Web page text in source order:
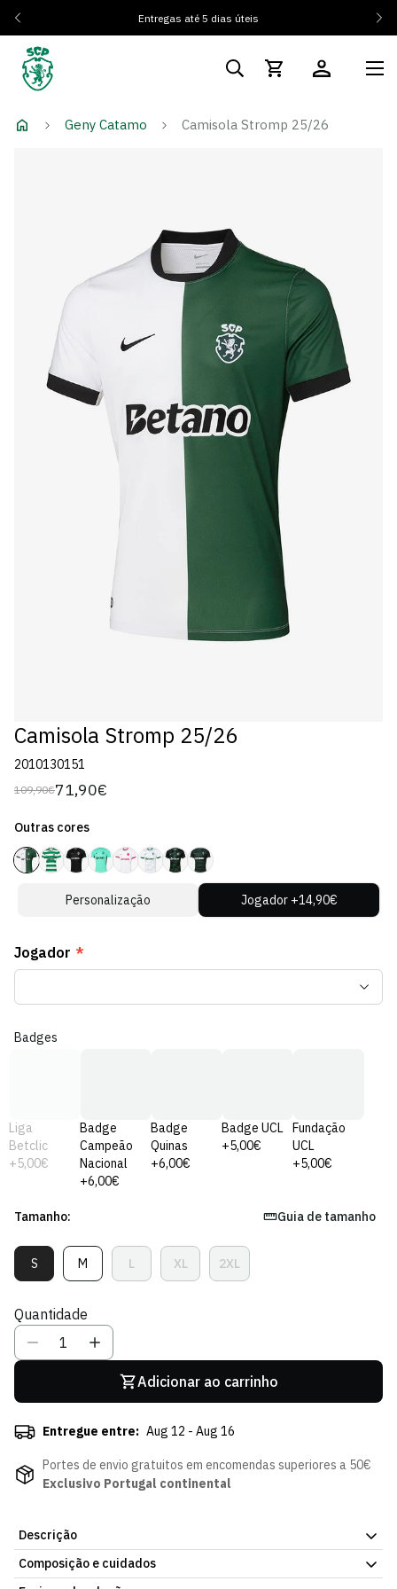
Entregas até 5 dias úteis
Geny Catamo Camisola Stromp 25/26
Camisola Stromp 25/26
2010130151
Preço
109,90€
Preço
venda
71,90€
Outras cores
Personalização Jogador +14,90€
Jogador *
Badges
Liga
Betclic
+5,00€
Badge
Campeão
Nacional
+6,00€
Badge
Quinas
+6,00€
Badge UCL
+5,00€
Fundação
UCL
+5,00€
Tamanho: Guia de tamanho
SVariante
Esgotada
Indisponível
MVariante
Esgotada
Indisponível
LVariante
Esgotada
XL
Variante
Esgotada
2XLVariante
Esgotada
Quantidade
Adicionar ao carrinho
Entregue entre: Aug 12 - Aug 16
Portes de envio gratuitos em encomendas superiores a 50€
Exclusivo Portugal continental
Descrição
Há símbolos que definem a nossa identidade. A nova Camisola
Stromp 25/26 homenageia Francisco Stromp, fundador e eterno
Composição e cuidados